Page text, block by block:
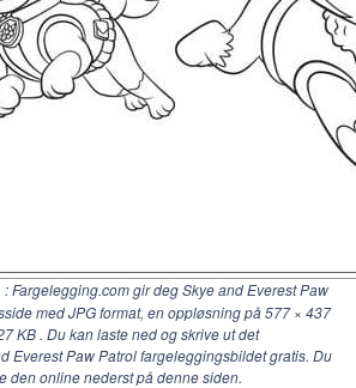
: Fargelegging.com gir deg Skye and Everest Paw
med JPG format, en oppløsning på577 × 437
KB . Du kan laste ned og skrive ut det
Everest Paw Patrol fargeleggingsbildet gratis. Du
den online nederst på denne siden.